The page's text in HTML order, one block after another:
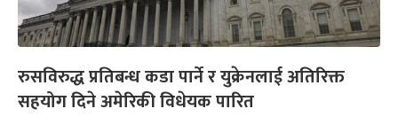
रुसविरुद्ध प्रतिबन्ध कडा पार्ने र युक्रेनलाई अतिरिक्त
सहयोग दिने अमेरिकी विधेयक पारित